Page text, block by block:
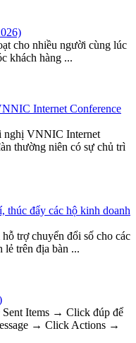
cho nhiều người cùng lúc
khách hàng ...
Internet Conference
nghị VNNIC Internet
thường niên có sự chủ trì
thúc đẩy các hộ kinh doanh
trợ chuyển đổi số cho các
lẻ trên địa bàn ...
Items → Click đúp để
→ Click Actions →